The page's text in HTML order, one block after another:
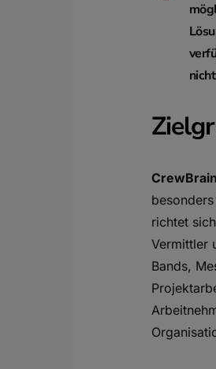
CrewBrain
richtet
Vermittler
Bands,